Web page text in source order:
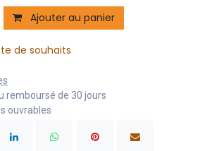
Ajouter au panier
de souhaits
remboursé de 30 jours
ouvrables